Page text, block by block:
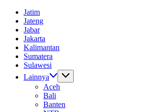
Jatim
Jateng
Jabar
Jakarta
Kalimantan
Sumatera
Sulawesi
Lainnya
Aceh
Bali
Banten